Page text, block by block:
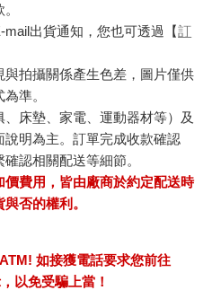
出貨通知，您也可透過【訂
拍攝關係產生色差，圖片僅供
準。
床墊、家電、運動器材等）及
明為主。訂單完成收款確認
認相關配送等細節。
費用，皆由廠商於約定配送時
否的權利。
如接獲電話要求您前往
以免受騙上當！